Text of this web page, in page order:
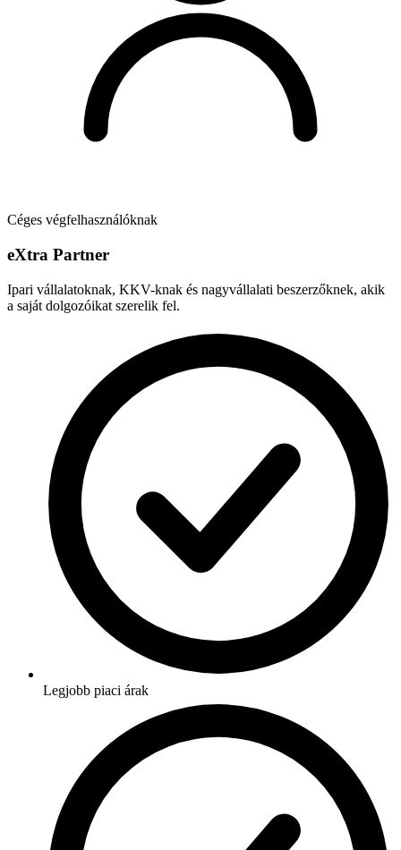
Céges végfelhasználóknak
eXtra Partner
Ipari vállalatoknak, KKV-knak és nagyvállalati beszerzőknek, akik
a saját dolgozóikat szerelik fel.
Legjobb piaci árak